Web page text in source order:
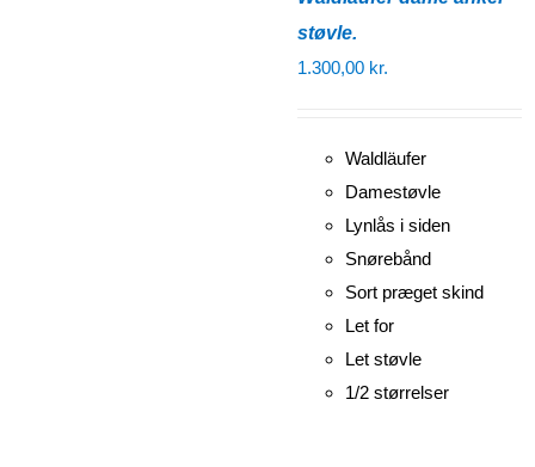
støvle.
1.300,00 kr.
Waldläufer
Damestøvle
Lynlås i siden
Snørebånd
Sort præget skind
Let for
Let støvle
1/2 størrelser